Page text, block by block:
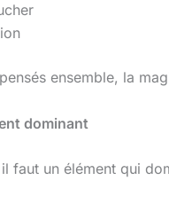
ensemble, la
dominant
faut un élément qui